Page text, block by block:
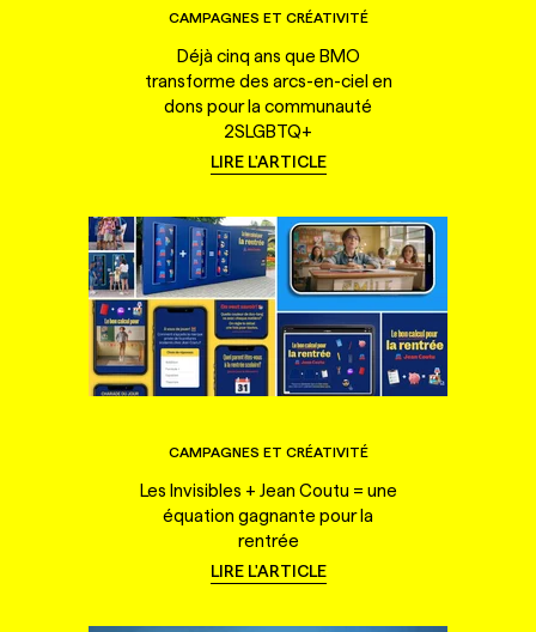
CAMPAGNES ET CRÉATIVITÉ
Déjà cinq ans que BMO
transforme des arcs-en-ciel en
dons pour la communauté
2SLGBTQ+
LIRE L'ARTICLE
CAMPAGNES ET CRÉATIVITÉ
Les Invisibles + Jean Coutu = une
équation gagnante pour la
rentrée
LIRE L'ARTICLE